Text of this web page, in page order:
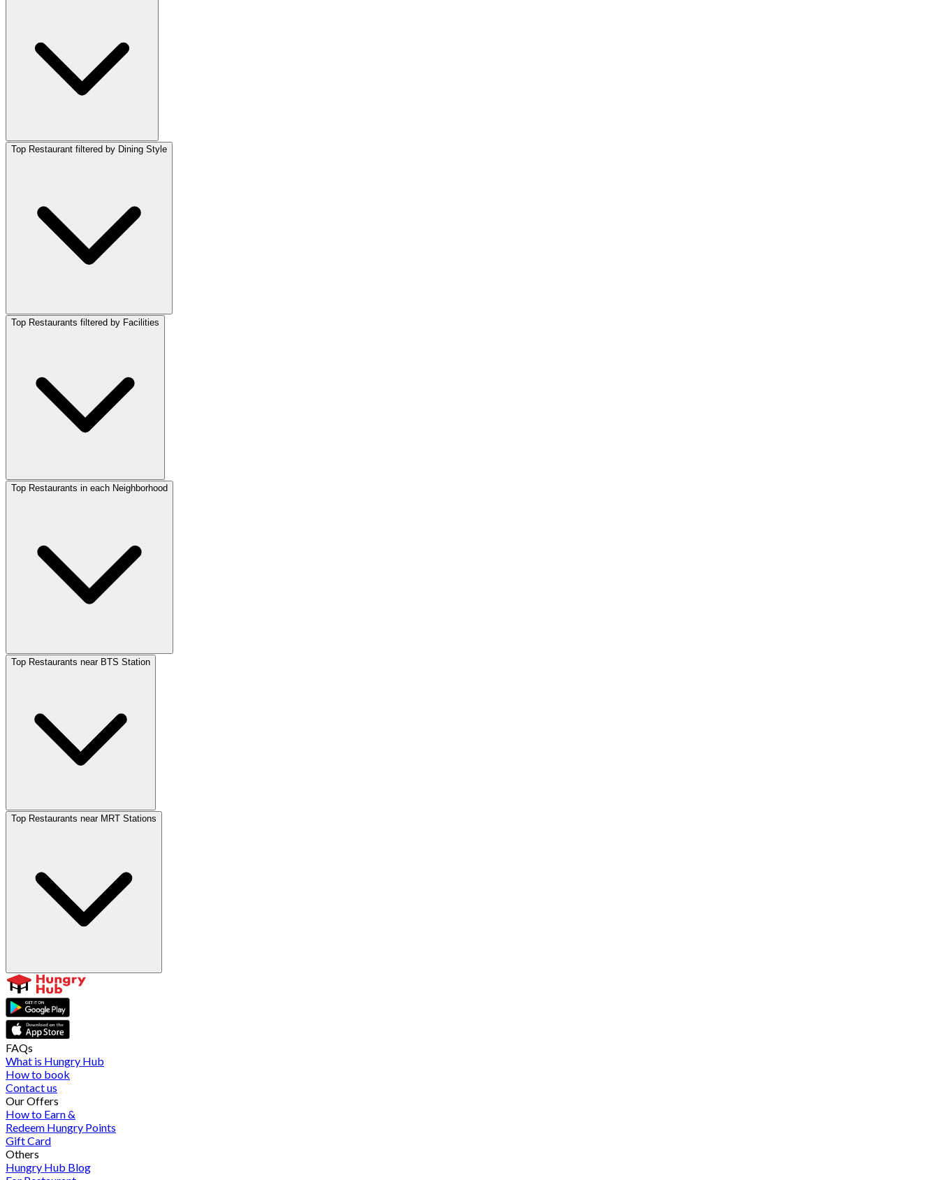
Top Restaurant filtered by Dining Style
Top Restaurants filtered by Facilities
Top Restaurants in each Neighborhood
Top Restaurants near BTS Station
Top Restaurants near MRT Stations
FAQs
What is Hungry Hub
How to book
Contact us
Our Offers
How to Earn &
Redeem Hungry Points
Gift Card
Others
Hungry Hub Blog